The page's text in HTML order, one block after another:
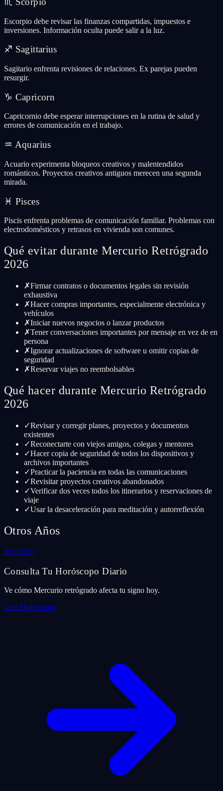
Escorpio debe revisar las finanzas compartidas, impuestos e
inversiones. Información oculta puede salir a la luz.
♐ Sagittarius
Sagitario enfrenta revisiones de relaciones. Ex parejas pueden
resurgir.
♑ Capricorn
Capricornio debe esperar interrupciones en la rutina de salud y
errores de comunicación en el trabajo.
♒ Aquarius
Acuario experimenta bloqueos creativos y malentendidos
románticos. Proyectos creativos antiguos merecen una segunda
mirada.
♓ Pisces
Piscis enfrenta problemas de comunicación familiar. Problemas con
electrodomésticos y retrasos en vivienda son comunes.
Qué evitar durante Mercurio Retrógrado
2026
✗Firmar contratos o documentos legales sin revisión
exhaustiva
✗Hacer compras importantes, especialmente electrónica y
vehículos
✗Iniciar nuevos negocios o lanzar productos
✗Tener conversaciones importantes por mensaje en vez de en
persona
✗Ignorar actualizaciones de software u omitir copias de
seguridad
✗Reservar viajes no reembolsables
Qué hacer durante Mercurio Retrógrado
2026
✓Revisar y corregir planes, proyectos y documentos
existentes
✓Reconectarte con viejos amigos, colegas y mentores
✓Hacer copia de seguridad de todos los dispositivos y
archivos importantes
✓Practicar la paciencia en todas las comunicaciones
✓Revisitar proyectos creativos abandonados
✓Verificar dos veces todos los itinerarios y reservaciones de
viaje
✓Usar la desaceleración para meditación y autorreflexión
Otros Años
20252027
Consulta Tu Horóscopo Diario
Ve cómo Mercurio retrógrado afecta tu signo hoy.
Leer Horóscopo